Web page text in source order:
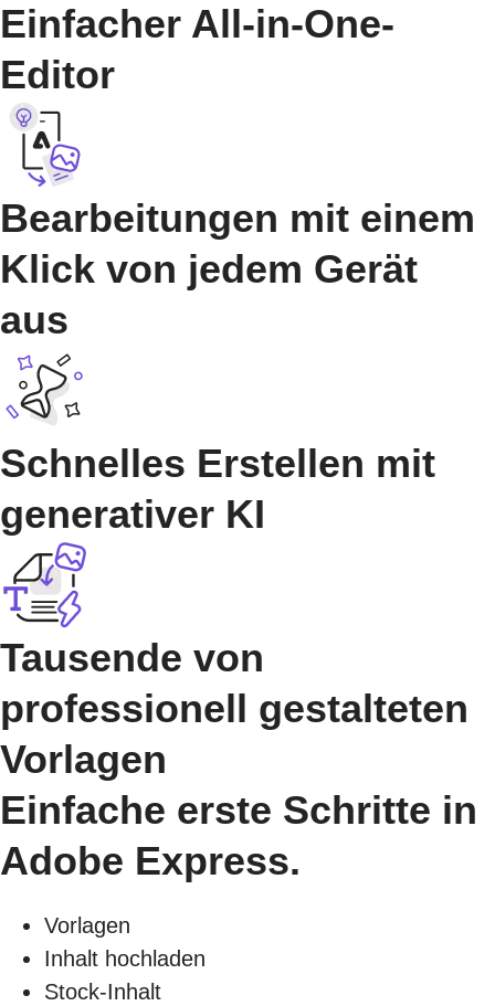
Einfacher All-in-One-
Editor
Bearbeitungen mit einem
Klick von jedem Gerät
aus
Schnelles Erstellen mit
generativer KI
Tausende von
professionell gestalteten
Vorlagen
Einfache erste Schritte in
Adobe Express.
Vorlagen
Inhalt hochladen
Stock-Inhalt